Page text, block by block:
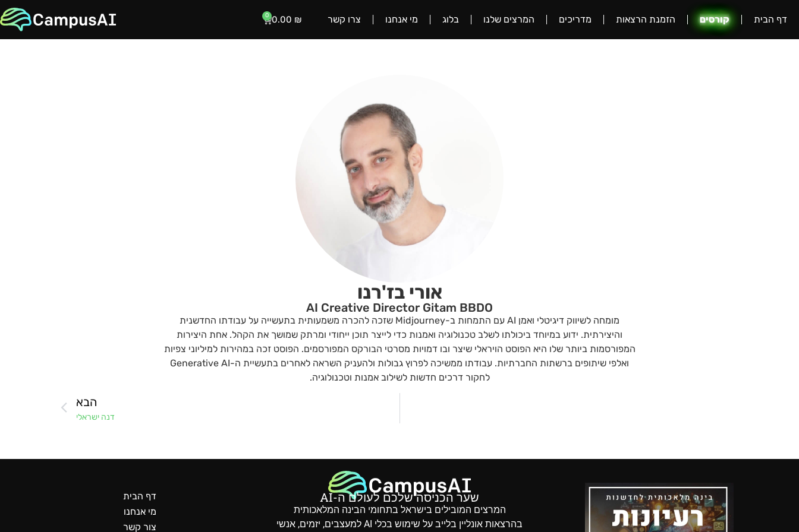
דף הבית קורסים הזמנת הרצאות מדריכים המרצים שלנו בלוג מי אנחנו צרו קשר 0.00 ₪
0
אורי בז'רנו
AI Creative Director Gitam BBDO
מומחה לשיווק דיגיטלי ואמן AI עם התמחות ב-Midjourney שזכה להכרה משמעותית בתעשייה על עבודתו החדשנית
והיצירתית. ידוע במיוחד ביכולתו לשלב טכנולוגיה ואמנות כדי לייצר תוכן ייחודי ומרתק שמושך את הקהל. אחת היצירות
המפורסמות ביותר שלו היא הפוסט הויראלי שיצר ובו דמויות מסרטי הבורקס המפורסמים. הפוסט זכה במהירות למיליוני צפיות
ואלפי שיתופים ברשתות החברתיות. עבודתו ממשיכה לפרוץ גבולות ולהעניק השראה לאחרים בתעשיית ה-Generative AI
לחקור דרכים חדשות לשילוב אמנות וטכנולוגיה.
הבא
דנה ישראלי
שער הכניסה שלכם לעולם ה-AI
המרצים המובילים בישראל בתחומי הבינה המלאכותית
בהרצאות אונליין בלייב על שימוש בכלי AI למעצבים, יזמים, אנשי
דף הבית
מי אנחנו
צור קשר